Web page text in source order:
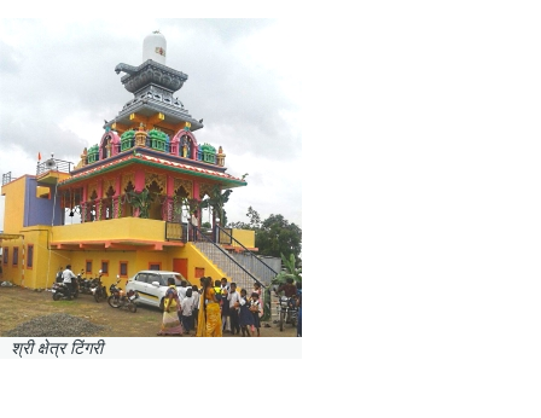
श्री क्षेत्र टिंगरी